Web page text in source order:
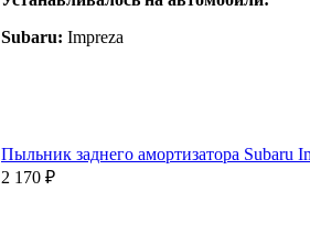
Subaru: Impreza
Пыльник заднего амортизатора Subaru
2 170 ₽